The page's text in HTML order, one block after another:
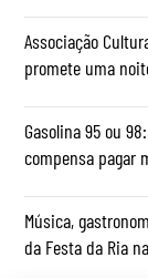
Associação
promete uma
Gasolina 95 ou
compensa pagar
Música,
da Festa da Ria